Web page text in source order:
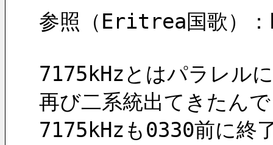
参照（Eritrea国歌）
7175kHzとはパラレル
再び二系統出てきたん
7175kHzも0330前に終